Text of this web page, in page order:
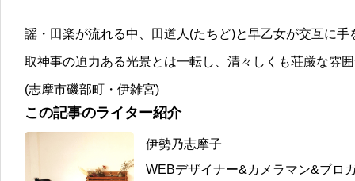
謡・田楽が流れる中、田道人(たちど)と早乙女が交互に
取神事の迫力ある光景とは一転し、清々しくも荘厳な雰
(志摩市磯部町・伊雑宮)
この記事のライター紹介
伊勢乃志摩子
WEBデザイナー&カメラマン&ブロ